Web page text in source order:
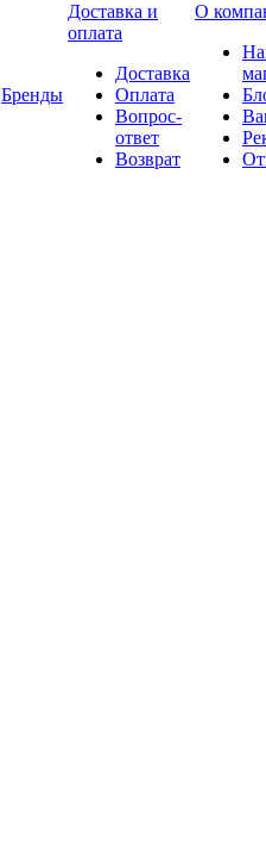
Бренды
Доставка и
оплата
Доставка
Оплата
Вопрос-
ответ
Возврат
О